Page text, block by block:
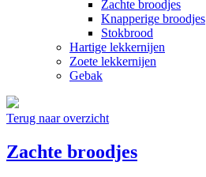
Zachte broodjes
Knapperige broodjes
Stokbrood
Hartige lekkernijen
Zoete lekkernijen
Gebak
Terug naar overzicht
Zachte broodjes